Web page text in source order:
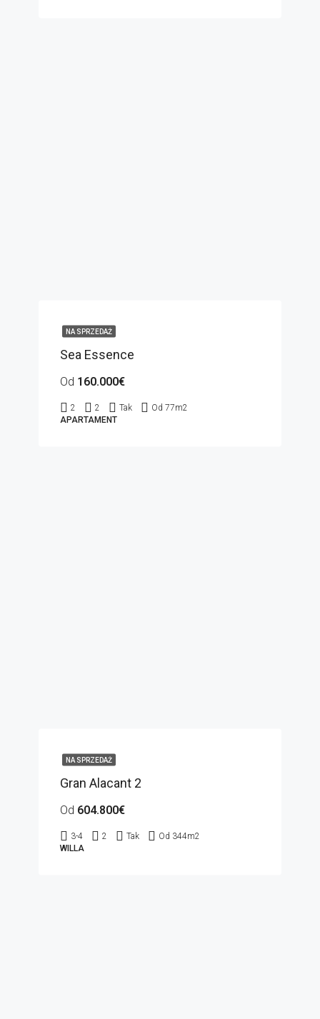
NA SPRZEDAŻ
Sea Essence
Od 160.000€
2 2 Tak Od 77m2
APARTAMENT
NA SPRZEDAŻ
Gran Alacant 2
Od 604.800€
3-4 2 Tak Od 344m2
WILLA